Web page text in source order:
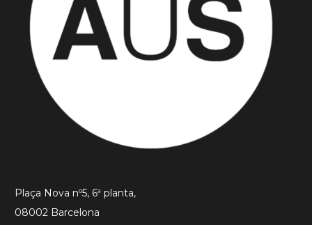
Plaça Nova nº5, 6ª planta,
08002 Barcelona